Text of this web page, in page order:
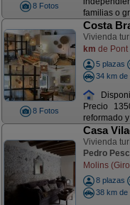
8 Fotos
familias o
8 Fotos
Costa
Vivienda
km de Pont
5 plazas
34 km de
Precio
reformado
Casa
Vivienda
Pedro
Molins
8 plazas
38 km de